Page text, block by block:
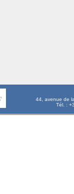
44, avenue de
Tél. :